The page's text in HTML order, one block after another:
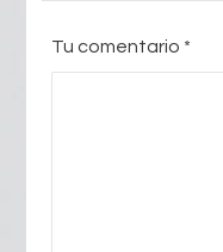
Tu comentario *